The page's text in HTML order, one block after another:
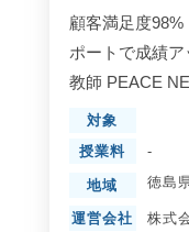
顧客満足度
ポートで成績
教師 PEACE
対象
授業料
-
地域 徳島
運営会社
株式